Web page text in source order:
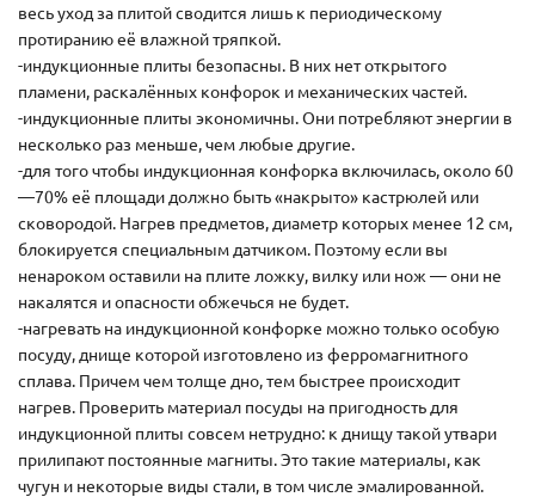
весь уход за плитой сводится лишь к периодическому
протиранию её влажной тряпкой.
-индукционные плиты безопасны. В них нет открытого
пламени, раскалённых конфорок и механических частей.
-индукционные плиты экономичны. Они потребляют энергии в
несколько раз меньше, чем любые другие.
-для того чтобы индукционная конфорка включилась, около 60
—70% её площади должно быть «накрыто» кастрюлей или
сковородой. Нагрев предметов, диаметр которых менее 12 см,
блокируется специальным датчиком. Поэтому если вы
ненароком оставили на плите ложку, вилку или нож — они не
накалятся и опасности обжечься не будет.
-нагревать на индукционной конфорке можно только особую
посуду, днище которой изготовлено из ферромагнитного
сплава. Причем чем толще дно, тем быстрее происходит
нагрев. Проверить материал посуды на пригодность для
индукционной плиты совсем нетрудно: к днищу такой утвари
прилипают постоянные магниты. Это такие материалы, как
чугун и некоторые виды стали, в том числе эмалированной.